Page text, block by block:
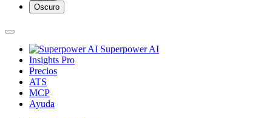
Oscuro
Superpower AI
Insights Pro
Precios
ATS
MCP
Ayuda